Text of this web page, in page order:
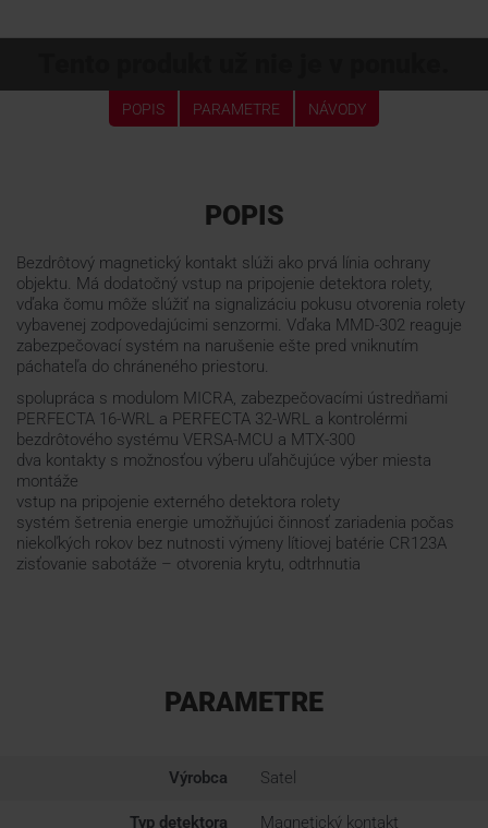
POPIS PARAMETRE NÁVODY
POPIS
Bezdrôtový magnetický kontakt slúži ako prvá línia ochrany
objektu. Má dodatočný vstup na pripojenie detektora rolety,
vďaka čomu môže slúžiť na signalizáciu pokusu otvorenia rolety
vybavenej zodpovedajúcimi senzormi. Vďaka MMD-302 reaguje
zabezpečovací systém na narušenie ešte pred vniknutím
páchateľa do chráneného priestoru.
spolupráca s modulom MICRA, zabezpečovacími ústredňami
PERFECTA 16-WRL a PERFECTA 32-WRL a kontrolérmi
bezdrôtového systému VERSA-MCU a MTX-300
dva kontakty s možnosťou výberu uľahčujúce výber miesta
montáže
vstup na pripojenie externého detektora rolety
systém šetrenia energie umožňujúci činnosť zariadenia počas
niekoľkých rokov bez nutnosti výmeny lítiovej batérie CR123A
zisťovanie sabotáže – otvorenia krytu, odtrhnutia
PARAMETRE
Výrobca Satel
Typ detektora Magnetický kontakt